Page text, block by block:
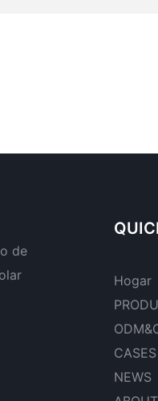
de
Hogar
CASES
NEWS